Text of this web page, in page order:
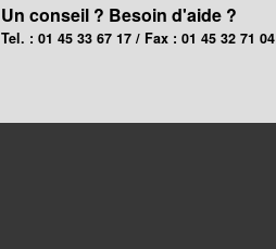
Un conseil ? Besoin d'aide ?
Tel. : 01 45 33 67 17 / Fax : 01 45 32 71 04